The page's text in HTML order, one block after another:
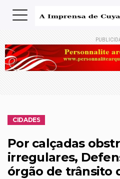
CIDADES
Por calçadas
irregulares,
órgão de trânsito